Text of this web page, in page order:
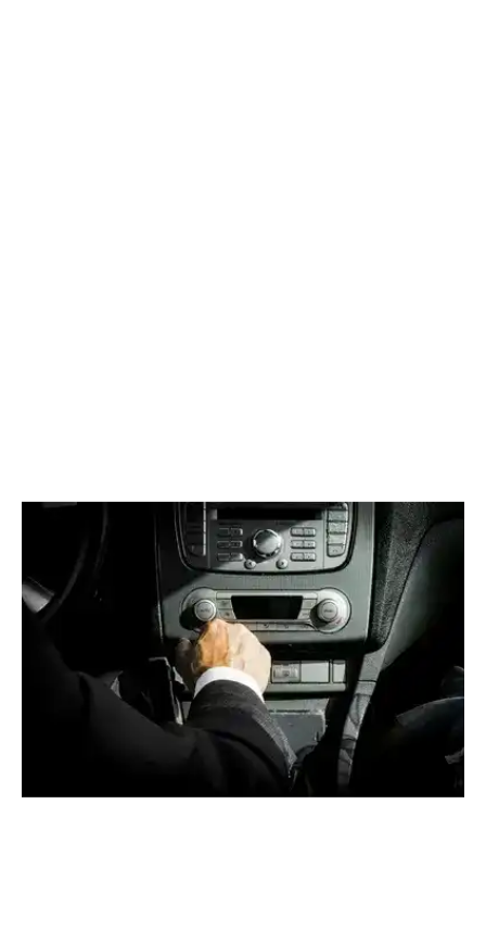
Avec chauffeur
Véhicule automatique avec
chauffeur
Avec chauffeur